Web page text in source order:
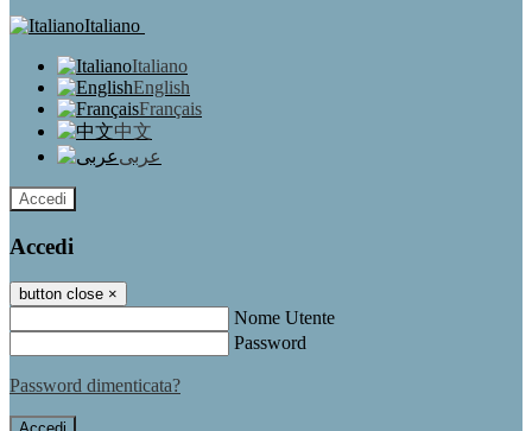
Italiano
Italiano
English
Français
中文
عربى
Accedi
Accedi
button close ×
Nome Utente
Password
Password dimenticata?